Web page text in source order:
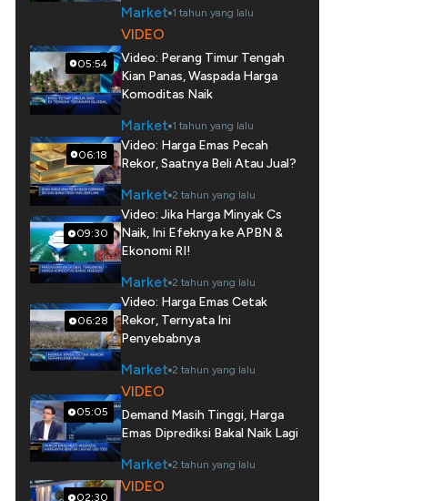
Market 1 tahun yang lalu
05:54
VIDEO
Video: Perang Timur Tengah
Kian Panas, Waspada Harga
Komoditas Naik
Market 1 tahun yang lalu
06:18
Video: Harga Emas Pecah
Rekor, Saatnya Beli Atau Jual?
Market 2 tahun yang lalu
09:30
Video: Jika Harga Minyak Cs
Naik, Ini Efeknya ke APBN &
Ekonomi RI!
Market 2 tahun yang lalu
06:28
Video: Harga Emas Cetak
Rekor, Ternyata Ini
Penyebabnya
Market 2 tahun yang lalu
05:05
VIDEO
Demand Masih Tinggi, Harga
Emas Diprediksi Bakal Naik Lagi
Market 2 tahun yang lalu
02:30
VIDEO